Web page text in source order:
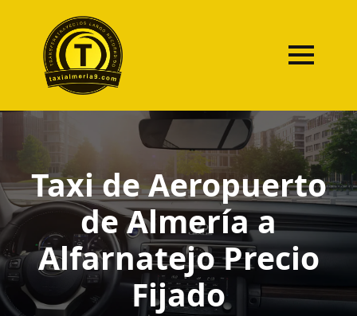
Taxi de Aeropuerto
de Almería a
Alfarnatejo Precio
Fijado